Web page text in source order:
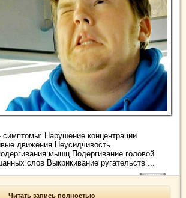
симптомы: Нарушение концентрации
движения Неусидчивость
мышц Подергивание головой
слов Выкрикивание ругательств ...
Читать запись полностью